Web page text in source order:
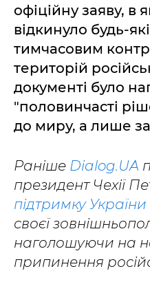
офіційну заяву, в
відкинуло будь-
тимчасовим
територій
документі було
"половинчасті
до миру, а лише
Раніше Dialog.UA
президент Чехії
підтримку України
своєї
наголошуючи на
припинення